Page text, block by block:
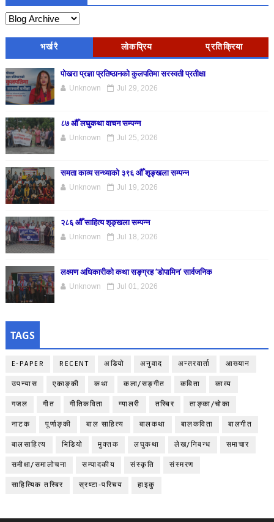
भर्खरै लोकप्रिय प्रतिक्रिया
पोखरा प्रज्ञा प्रतिष्ठानको कुलपतिमा सरस्वती प्रतीक्षा
Unknown Jul 29, 2026
८७ औँ लघुकथा वाचन सम्पन्न
Unknown Jul 25, 2026
समता काव्य सन्ध्याको ३९६ औँ शृङ्खला सम्पन्न
Unknown Jul 19, 2026
२८६ औँ साहित्य शृङ्खला सम्पन्न
Unknown Jul 18, 2026
लक्ष्मण अधिकारीको कथा सङ्ग्रह ‘डोपामिन’ सार्वजनिक
Unknown Jul 01, 2026
TAGS
E-PAPER RECENT अडियो अनुवाद अन्तरवार्ता आख्यान
उपन्यास एकाङ्‍की कथा कला/सङ्गीत कविता काव्य
गजल गीत गीतिकविता ग्यालरी तस्बिर ताङ्‍का/चोका
नाटक पूर्णाङ्‍की बाल साहित्य बालकथा बालकविता बालगीत
बालसाहित्य भिडियो मुक्तक लघुकथा लेख/निबन्ध समाचार
समीक्षा/समालोचना सम्पादकीय संस्कृति संस्मरण
साहित्यिक तस्बिर स्रष्टा-परिचय हाइकु